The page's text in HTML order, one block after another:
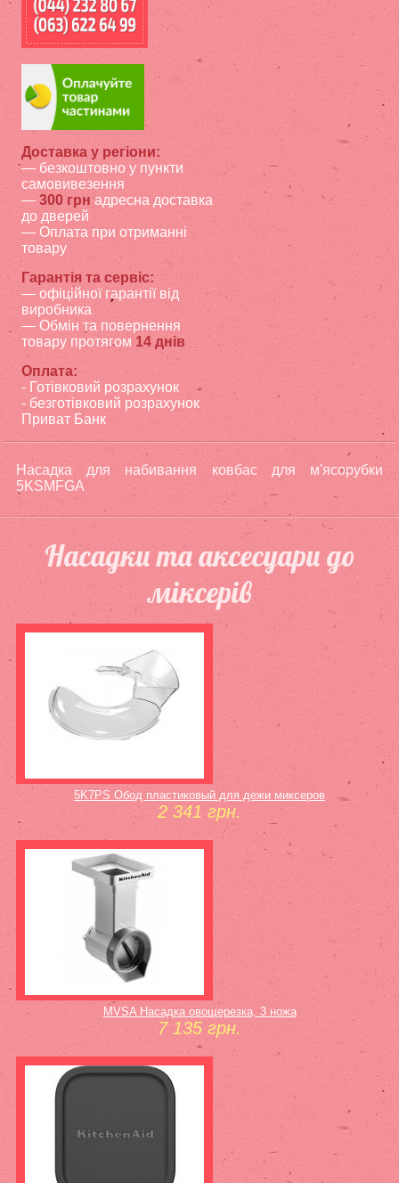
Доставка у регіони:
— безкоштовно у пункти
самовивезення
—300 грн адресна доставка
до дверей
— Оплата при отриманні
товару
Гарантія та сервіс:
—офіційної гарантії від
виробника
— Обмін та повернення
товару протягом 14 днів
Оплата:
- Готівковий розрахунок
- безготівковий розрахунок
Приват Банк
Насадка для набивання ковбас для м'ясорубки
5KSMFGA
Насадки та аксесуари до
міксерів
5K7PS Обод пластиковый для дежи миксеров
2 341 грн.
MVSA Насадка овощерезка, 3 ножа
7 135 грн.